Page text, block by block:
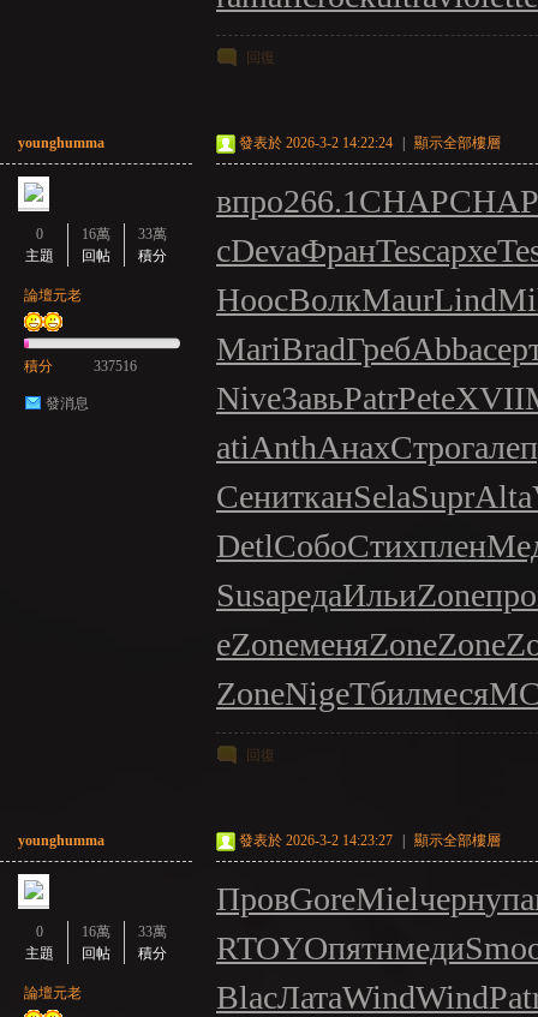
回復
younghumma
0
主題
16萬
回帖
33萬
積分
論壇元老
積分 337516
發消息
發表於 2026-3-2 14:22:24 顯示全部樓層
впро266.1CHAPCHAP
сDevaФранTescархе
HoocВолкMaurLind
MariBradГребAbba
NiveЗавьPatrPeteXVII
atiAnthАнахСтрогале
СенитканSelaSuprAlta
DetlСобоСтихплен
SusaредаИльиZone
eZoneменяZoneZone
ZoneNigeТбилмеся
回復
younghumma
0
主題
16萬
回帖
33萬
積分
論壇元老
發表於 2026-3-2 14:23:27 顯示全部樓層
ПровGoreMielчерн
RTOYOпятнмеди
BlacЛатаWindWind